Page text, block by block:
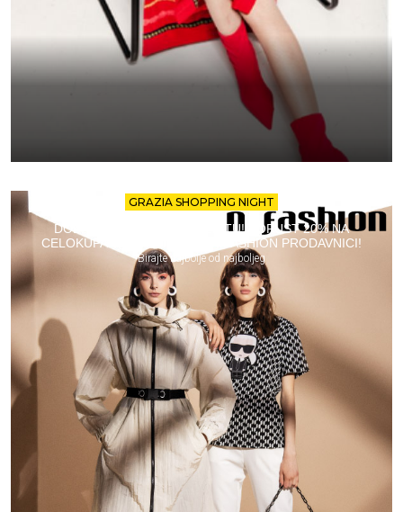
GRAZIA SHOPPING NIGHT
DODAJTE SHOPPING NA LISTU! POPUST 20% NA
CELOKUPAN ASORTIMAN U N FASHION PRODAVNICI!
Birajte najbolje od najboljeg